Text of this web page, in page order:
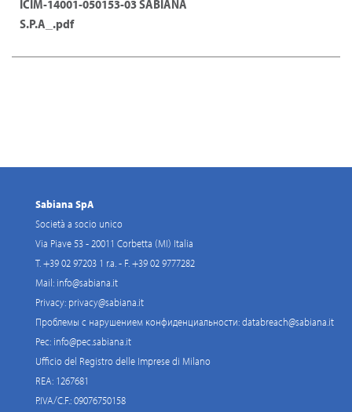
ICIM-14001-050153-03 SABIANA
S.P.A_.pdf
Sabiana SpA
Società a socio unico
Via Piave 53 - 20011 Corbetta (MI) Italia
T. +39 02 97203 1 r.a. - F. +39 02 9777282
Mail: info@sabiana.it
Privacy: privacy@sabiana.it
Проблемы с нарушением конфиденциальности:databreach@sabiana.it
Pec: info@pec.sabiana.it
Ufficio del Registro delle Imprese di Milano
REA: 1267681
P.IVA/C.F.: 09076750158